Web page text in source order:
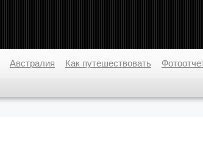
Австралия Как путешествовать